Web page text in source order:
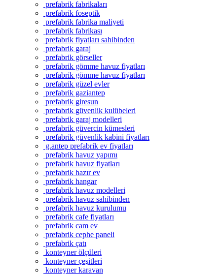
prefabrik fabrikaları
prefabrik foseptik
prefabrik fabrika maliyeti
prefabrik fabrikası
prefabrik fiyatları sahibinden
prefabrik garaj
prefabrik görseller
prefabrik gömme havuz fiyatları
prefabrik gömme havuz fiyatları
prefabrik güzel evler
prefabrik gaziantep
prefabrik giresun
prefabrik güvenlik kulübeleri
prefabrik garaj modelleri
prefabrik güvercin kümesleri
prefabrik güvenlik kabini fiyatları
g.antep prefabrik ev fiyatları
prefabrik havuz yapımı
prefabrik havuz fiyatları
prefabrik hazır ev
prefabrik hangar
prefabrik havuz modelleri
prefabrik havuz sahibinden
prefabrik havuz kurulumu
prefabrik cafe fiyatları
prefabrik cam ev
prefabrik cephe paneli
prefabrik çatı
konteyner ölçüleri
konteyner çeşitleri
konteyner karavan